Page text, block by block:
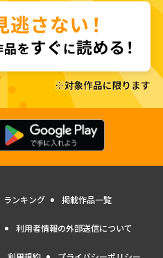
ランキング 掲載作品一覧
利用者情報の外部送信について